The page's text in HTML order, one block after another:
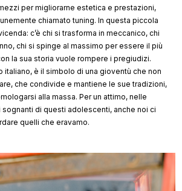
per migliorarne estetica e prestazioni,
chiamato tuning. In questa piccola
c’è chi si trasforma in meccanico, chi
chi si spinge al massimo per essere il più
la sua storia vuole rompere i pregiudizi.
italiano, è il simbolo di una gioventù che non
che condivide e mantiene le sue tradizioni,
alla massa. Per un attimo, nelle
di questi adolescenti, anche noi ci
quelli che eravamo.